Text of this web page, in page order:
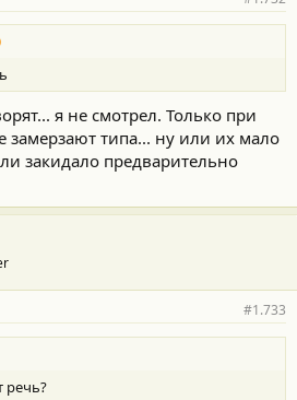
я не смотрел. Только при
замерзают типа... ну или их мало
закидало предварительно
#1.733
речь?